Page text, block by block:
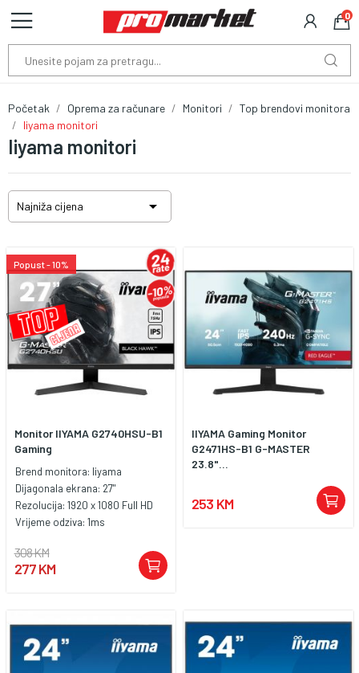
0
Iiyama monitori
Početak Oprema za računare Monitori
Top brendovi monitora
Iiyama monitori
Najniža cijena 
Popust - 10%
Monitor IIYAMA G2740HSU-B1
Gaming
Brend monitora: Iiyama
Dijagonala ekrana: 27"
Rezolucija: 1920 x 1080 Full HD
Vrijeme odziva: 1ms
308 KM
277 KM
IIYAMA Gaming Monitor
G2471HS-B1 G-MASTER
23.8"...
253 KM